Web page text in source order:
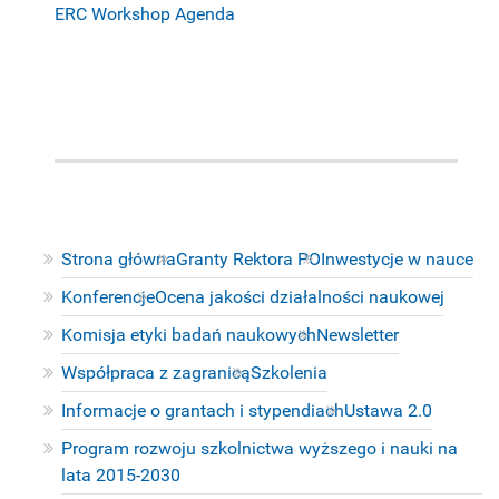
Strona głównaGranty Rektora POInwestycje w nauce
KonferencjeOcena jakości działalności naukowej
Komisja etyki badań naukowychNewsletter
Współpraca z zagranicąSzkolenia
Informacje o grantach i stypendiachUstawa 2.0
Program rozwoju szkolnictwa wyższego i nauki na
lata 2015-2030
ERC Workshop Agenda